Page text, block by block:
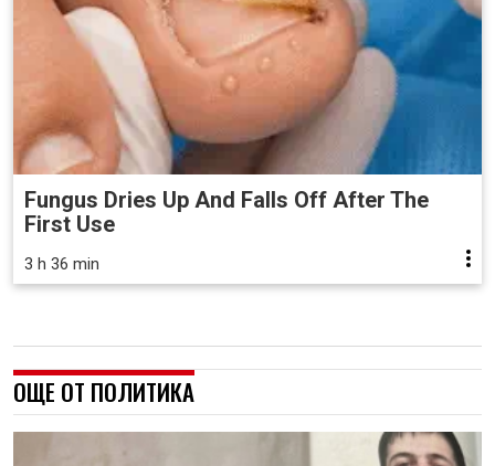
Fungus Dries Up And Falls Off After The
First Use
3 h 36 min
ОЩЕ ОТ ПОЛИТИКА